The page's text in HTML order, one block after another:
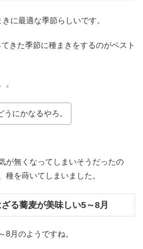
に最適な季節らしいです。
きた季節に種まきをするのがベスト
。
うにかなるやろ。
が無くなってしまいそうだったの
種を蒔いてしまいました。
る蕎麦が美味しい5～8月
8月のようですね。